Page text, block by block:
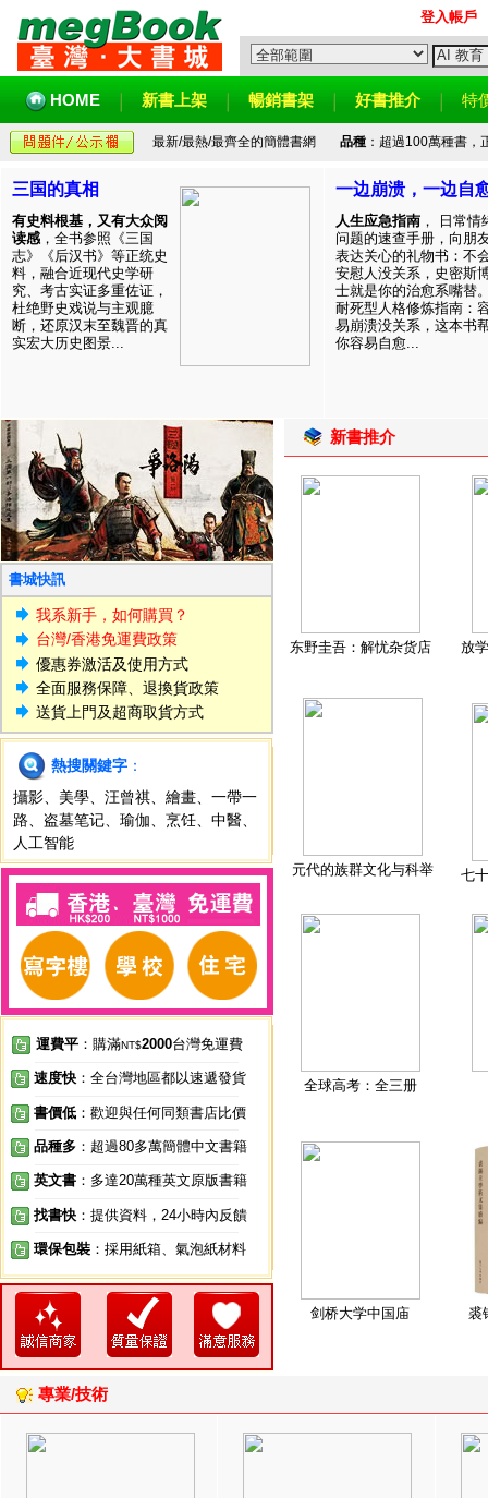
登入帳戶
HOME 新書上架 暢銷書架 好書推介 特
最新/最熱/最齊全的簡體書網 品種：超過100萬種書，
三国的真相
有史料根基，又有大众阅
读感 ，全书参照《三国
志》《后汉书》等正统史
料，融合近现代史学研
究、考古实证多重佐证，
杜绝野史戏说与主观臆
断，还原汉末至魏晋的真
实宏大历史图景...
一边崩溃，一边自
人生应急指南 ， 日常情
问题的速查手册，向朋
表达关心的礼物书：不
安慰人没关系，史密斯
士就是你的治愈系嘴替
耐死型人格修炼指南：
易崩溃没关系，这本书
你容易自愈...
書城快訊
我系新手，如何購買？
台灣/香港免運費政策
優惠券激活及使用方式
全面服務保障、退換貨政策
送貨上門及超商取貨方式
熱搜關鍵字 ：
攝影
美學 汪曾祺 繪畫
一帶一
路
盗墓笔记 瑜伽 烹饪 中醫
人工智能
運費平 ：購滿NT$2000台灣免運費
速度快 ：全台灣地區都以速遞發貨
書價低 ：歡迎與任何同類書店比價
品種多 ：超過80多萬簡體中文書籍
英文書 ：多達20萬種英文原版書籍
找書快 ：提供資料，24小時內反饋
環保包裝 ：採用紙箱、氣泡紙材料
新書推介
东野圭吾：解忧杂货店 放
元代的族群文化与科举 七
全球高考：全三册
剑桥大学中国庙 裘
專業/技術